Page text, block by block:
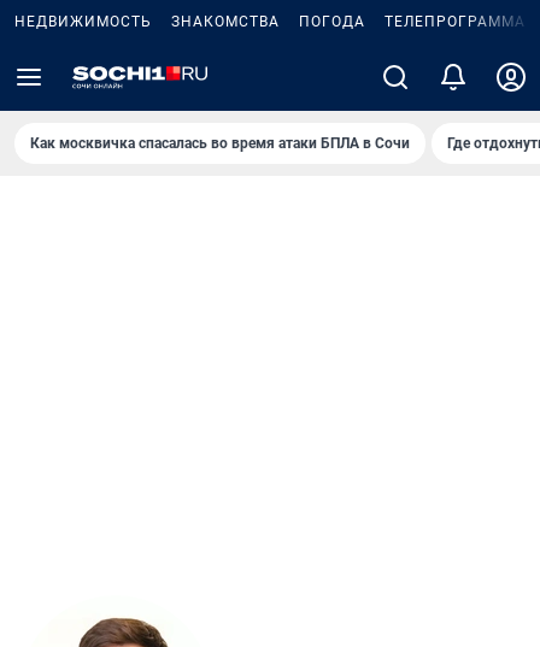
НЕДВИЖИМОСТЬ ЗНАКОМСТВА ПОГОДА ТЕЛЕПРОГРАММА
Как москвичка спасалась во время атаки БПЛА в Сочи Где